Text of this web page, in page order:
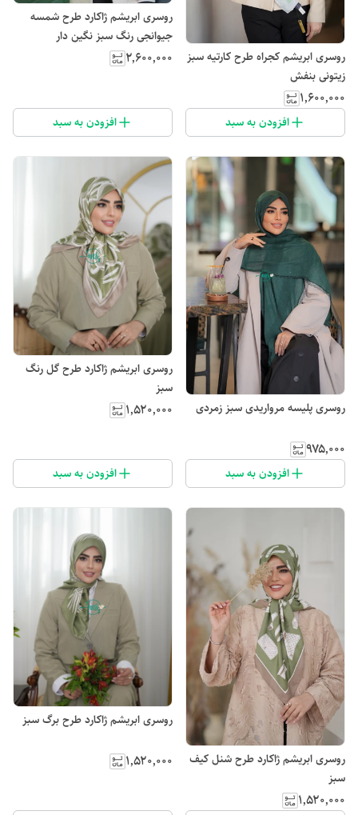
روسری ابریشم کجراه طرح کارتیه سبز
زیتونی بنفش
۱٬۶۰۰٬۰۰۰
افزودن به سبد
روسری ابریشم ژاکارد طرح شمسه
جیوانجی رنگ سبز نگین دار
۲٬۶۰۰٬۰۰۰
افزودن به سبد
روسری پلیسه مرواریدی سبز زمردی
۹۷۵٬۰۰۰
افزودن به سبد
روسری ابریشم ژاکارد طرح گل رنگ
سبز
۱٬۵۲۰٬۰۰۰
افزودن به سبد
روسری ابریشم ژاکارد طرح شنل کیف
سبز
۱٬۵۲۰٬۰۰۰
روسری ابریشم ژاکارد طرح برگ سبز
۱٬۵۲۰٬۰۰۰